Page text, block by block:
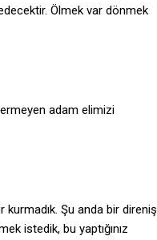
Ölmek var dönmek
adam elimizi
kurmadık. Şu anda bir direniş
istedik, bu yaptığınız